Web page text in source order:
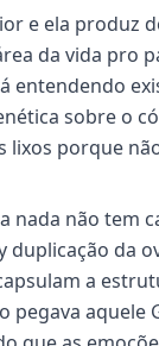
e ela produz
da vida pro
entendendo
sobre o
porque
nada não tem
da
a
pegava